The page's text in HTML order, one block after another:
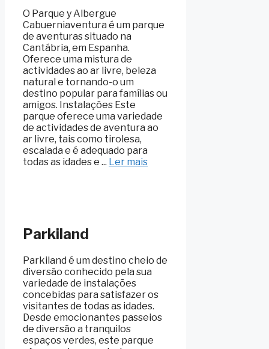
O Parque y Albergue
Cabuerniaventura é um parque
de aventuras situado na
Cantábria, em Espanha.
Oferece uma mistura de
actividades ao ar livre, beleza
natural e tornando-o um
destino popular para famílias ou
amigos. Instalações Este
parque oferece uma variedade
de actividades de aventura ao
ar livre, tais como tirolesa,
escalada e é adequado para
todas as idades e ... Ler mais
Parkiland
Parkiland é um destino cheio de
diversão conhecido pela sua
variedade de instalações
concebidas para satisfazer os
visitantes de todas as idades.
Desde emocionantes passeios
de diversão a tranquilos
espaços verdes, este parque